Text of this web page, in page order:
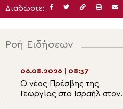
Διαδώστε:
Ροή Ειδήσεων
06.08.2026 | 08:37
Ο νέος Πρέσβης της
Γεωργίας στο Ισραήλ στον
Πατριάρχη Ιεροσολύμων